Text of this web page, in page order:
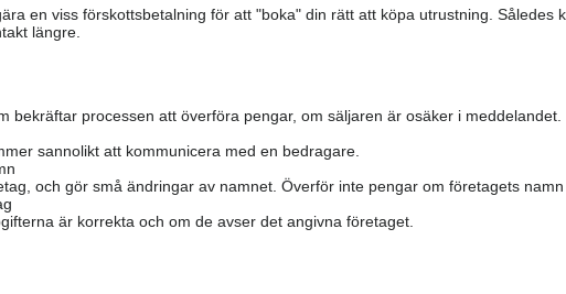
en viss förskottsbetalning för att "boka" din rätt att köpa utrustning. Således
längre.
bekräftar processen att överföra pengar, om säljaren är osäker i meddelandet.
sannolikt att kommunicera med en bedragare.
och gör små ändringar av namnet. Överför inte pengar om företagets namn
är korrekta och om de avser det angivna företaget.